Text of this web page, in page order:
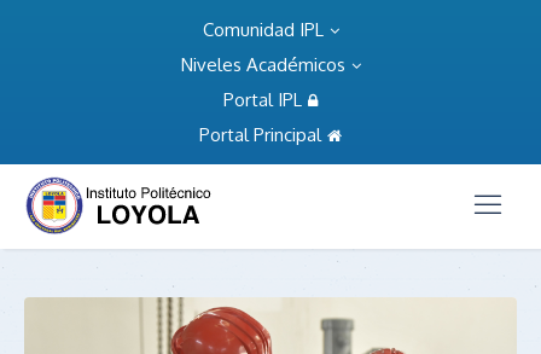
Comunidad IPL
Niveles Académicos
Portal IPL
Portal Principal